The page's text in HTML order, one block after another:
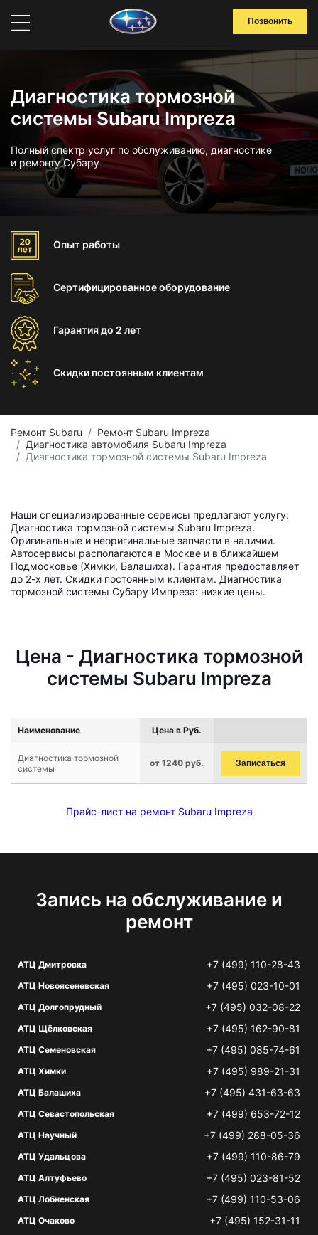
Позвонить
Диагностика тормозной
системы Subaru Impreza
Полный спектр услуг по обслуживанию, диагностике
и ремонту Субару
Опыт работы
Сертифицированноеоборудование
Гарантиядо 2 лет
Скидки постоянным клиентам
Ремонт Subaru
Ремонт Subaru Impreza
Диагностика автомобиля Subaru Impreza
Диагностика тормозной системы Subaru Impreza
Наши специализированные сервисы предлагают услугу:
Диагностика тормозной системы Subaru Impreza.
Оригинальные и неоригинальные запчасти в наличии.
Автосервисы располагаются в Москве и в ближайшем
Подмосковье (Химки, Балашиха). Гарантия предоставляет
до 2-х лет. Скидки постоянным клиентам. Диагностика
тормозной системы Субару Импреза: низкие цены.
Цена - Диагностика тормозной
системы Subaru Impreza
Наименование Цена в Руб.
Диагностика тормозной
системы
от 1240 руб. Записаться
Прайс-лист на ремонт Subaru Impreza
Запись на обслуживание и
ремонт
АТЦ Дмитровка +7 (499) 110-28-43
АТЦ Новоясеневская +7 (495) 023-10-01
АТЦ Долгопрудный +7 (495) 032-08-22
АТЦ Щёлковская +7 (495) 162-90-81
АТЦ Семеновская +7 (495) 085-74-61
АТЦ Химки +7 (495) 989-21-31
АТЦ Балашиха +7 (495) 431-63-63
АТЦ Севастопольская +7 (499) 653-72-12
АТЦ Научный +7 (499) 288-05-36
АТЦ Удальцова +7 (499) 110-86-79
АТЦ Алтуфьево +7 (495) 023-81-52
АТЦ Лобненская +7 (499) 110-53-06
АТЦ Очаково +7 (495) 152-31-11